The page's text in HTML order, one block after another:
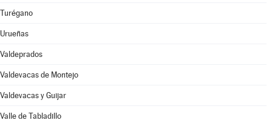
Turégano
Urueñas
Valdeprados
Valdevacas de Montejo
Valdevacas y Guijar
Valle de Tabladillo